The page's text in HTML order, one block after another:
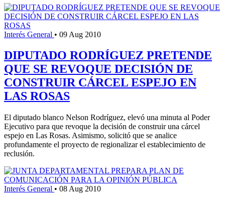
Interés General • 09 Aug 2010
DIPUTADO RODRÍGUEZ PRETENDE
QUE SE REVOQUE DECISIÓN DE
CONSTRUIR CÁRCEL ESPEJO EN
LAS ROSAS
El diputado blanco Nelson Rodríguez, elevó una minuta al Poder
Ejecutivo para que revoque la decisión de construir una cárcel
espejo en Las Rosas. Asimismo, solicitó que se analice
profundamente el proyecto de regionalizar el establecimiento de
reclusión.
Interés General • 08 Aug 2010